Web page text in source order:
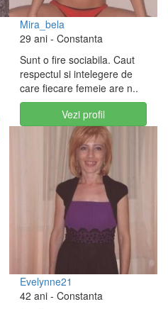
Mira_bela
29 ani - Constanta
Sunt o fire sociabila. Caut
respectul si intelegere de
care fiecare femeie are n..
Vezi profil
Evelynne21
42 ani - Constanta